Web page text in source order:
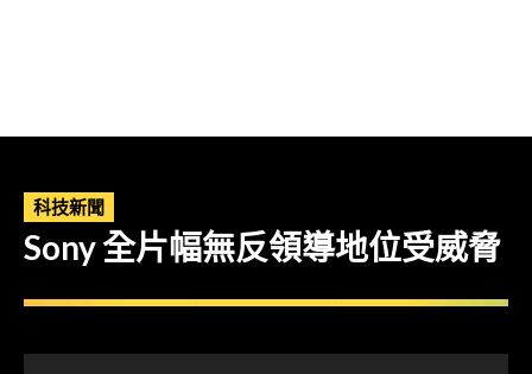
科技新聞
Sony 全片幅無反領導地位受威脅